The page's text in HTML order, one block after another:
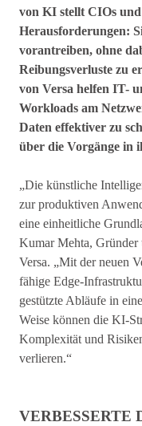
von KI stellt CIOs
Herausforderungen:
vorantreiben, ohne
Reibungsverluste zu
von Versa helfen IT-
Workloads am
Daten effektiver zu
über die Vorgänge in
„Die künstliche
zur produktiven
eine einheitliche
Kumar Mehta,
Versa. „Mit der neuen
fähige Edge-
gestützte Abläufe in
Weise können die KI-
Komplexität und
verlieren.“
VERBESSERTE